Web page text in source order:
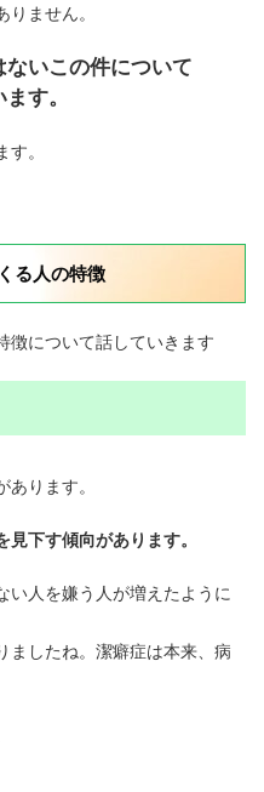
ません。
いこの件について
す。
。
る人の特徴
徴について話していきます
ります。
下す傾向があります。
い人を嫌う人が増えたように
ましたね。潔癖症は本来、病